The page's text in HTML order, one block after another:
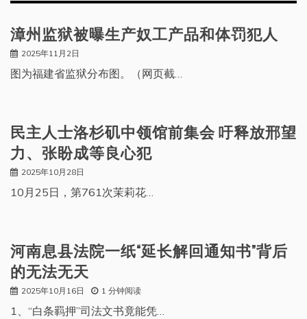
漳州监狱被曝生产奴工产品和体罚犯人
2025年11月2日
图为福建省监狱分布图。（网页截…
民主人士洛杉矶中领馆前集会 吁释放邢望
力、张盼成等良心犯
2025年10月28日
10月25日，第761次茉莉花…
河南息县法院一纸“延长解回通知书”背后
的无法无天
2025年10月16日 1 分钟阅读
1、“白条羁押”司法文书竟能凭…